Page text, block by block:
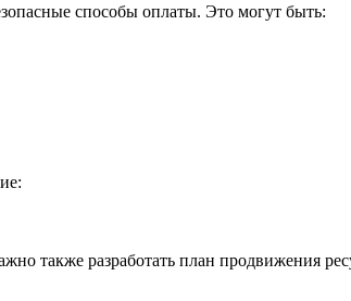
способы оплаты. Это могут быть:
также разработать план продвижения